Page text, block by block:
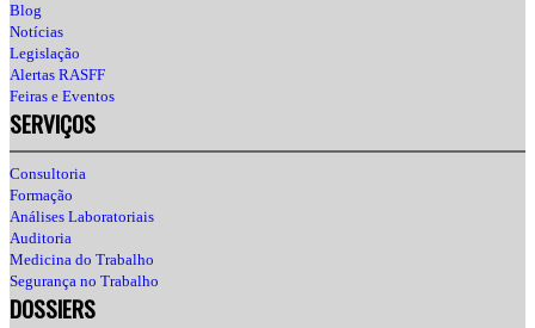
Blog
Notícias
Legislação
Alertas RASFF
Feiras e Eventos
SERVIÇOS
Consultoria
Formação
Análises Laboratoriais
Auditoria
Medicina do Trabalho
Segurança no Trabalho
DOSSIERS